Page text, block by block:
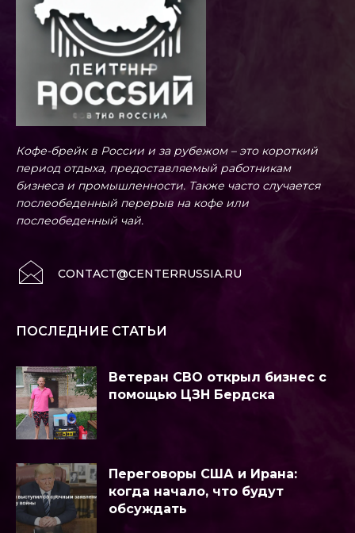
Кофе-брейк в России и за рубежом – это короткий
период отдыха, предоставляемый работникам
бизнеса и промышленности. Также часто случается
послеобеденный перерыв на кофе или
послеобеденный чай.
CONTACT@CENTERRUSSIA.RU
ПОСЛЕДНИЕ СТАТЬИ
Ветеран СВО открыл бизнес с
помощью ЦЗН Бердска
Переговоры США и Ирана:
когда начало, что будут
обсуждать